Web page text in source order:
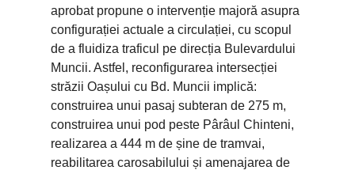
aprobat propune o intervenție majoră asupra
configurației actuale a circulației, cu scopul
de a fluidiza traficul pe direcția Bulevardului
Muncii. Astfel, reconfigurarea intersecției
străzii Oașului cu Bd. Muncii implică:
construirea unui pasaj subteran de 275 m,
construirea unui pod peste Pârâul Chinteni,
realizarea a 444 m de șine de tramvai,
reabilitarea carosabilului și amenajarea de